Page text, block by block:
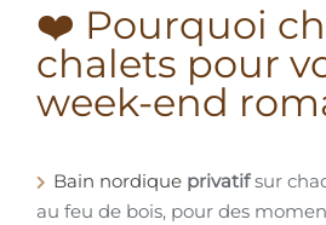
❤️ Pourquoi
chalets pour
week-end
Bain nordique privatifsur
au feu de bois, pour des